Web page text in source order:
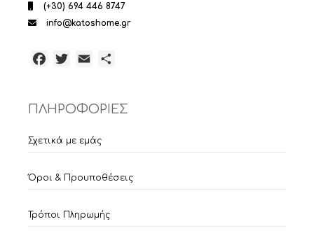
(+30) 694 446 8747
info@katoshome.gr
Facebook
TwitterEmail
ΠΛΗΡΟΦΟΡΙΕΣ
Σχετικά με εμάς
Όροι & Προυποθέσεις
Τρόποι Πληρωμής